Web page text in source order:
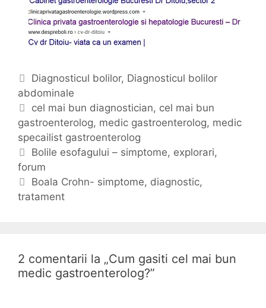
C
a
t
e
g
o
r
i
i
Diagnosticul bolilor, Diagnosticul bolilor
abdominale
E
t
i
c
h
e
t
cel mai bun diagnostician, cel mai bun
gastroenterolog, medic gastroenterolog, medic
specailist gastroenterolog
N
a
v
i
e
a
Bolile esofagului – simptome, explorari,
forum
Boala Crohn- simptome, diagnostic,
tratament
2 comentarii la „Cum gasiti cel mai bun
medic gastroenterolog?”